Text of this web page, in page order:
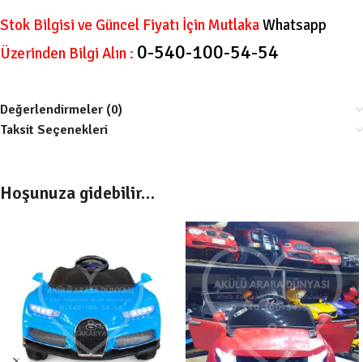
Stok Bilgisi ve Güncel Fiyatı İçin MutlakaWhatsapp
Üzerinden Bilgi Alın : 0-540-100-54-54
Değerlendirmeler (0)
Taksit Seçenekleri
Hoşunuza gidebilir…